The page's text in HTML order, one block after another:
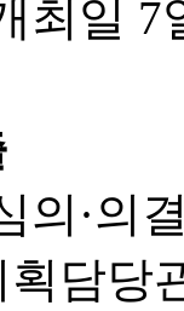
최일 7
의·의
담당